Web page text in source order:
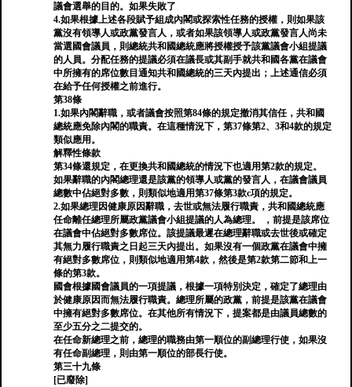
議會選舉的目的。如果失敗了
4.如果根據上述各段賦予組成內閣或探索性任務的授權，則如果該
黨沒有領導人或政黨發言人，或者如果該領導人或政黨發言人尚未
當選國會議員，則總統共和國總統應將授權授予該黨議會小組提議
的人員。分配任務的提議必須在議長或其副手就共和國各黨在議會
中所擁有的席位數目通知共和國總統的三天內提出；上述通信必須
在給予任何授權之前進行。
第38條
1.如果內閣辭職，或者議會按照第84條的規定撤消其信任，共和國
總統應免除內閣的職責。在這種情況下，第37條第2、3和4款的規定
類似應用。
解釋性條款
第34條還規定，在更換共和國總統的情況下也適用第2款的規定。
如果辭職的內閣總理還是該黨的領導人或黨的發言人，在議會議員
總數中佔絕對多數，則類似地適用第37條第3款c項的規定。
2.如果總理因健康原因辭職，去世或無法履行職責，共和國總統應
任命離任總理所屬政黨議會小組提議的人為總理。 ，前提是該席位
在議會中佔絕對多數席位。該提議最遲在總理辭職或去世後或確定
其無力履行職責之日起三天內提出。如果沒有一個政黨在議會中擁
有絕對多數席位，則類似地適用第4款，然後是第2款第二節和上一
條的第3款。
國會根據國會議員的一項提議，根據一項特別決定，確定了總理由
於健康原因而無法履行職責。總理所屬的政黨，前提是該黨在議會
中擁有絕對多數席位。在其他所有情況下，提案都是由議員總數的
至少五分之二提交的。
在任命新總理之前，總理的職務由第一順位的副總理行使，如果沒
有任命副總理，則由第一順位的部長行使。
第三十九條
[已廢除]